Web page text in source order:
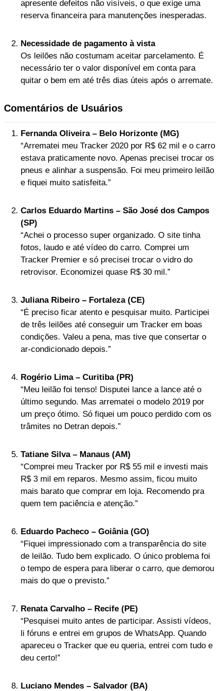
apresente defeitos não visíveis, o que exige uma
reserva financeira para manutenções inesperadas.
Necessidade de pagamento à vista
Os leilões não costumam aceitar parcelamento. É
necessário ter o valor disponível em conta para
quitar o bem em até três dias úteis após o arremate.
Comentários de Usuários
Fernanda Oliveira – Belo Horizonte (MG)
“Arrematei meu Tracker 2020 por R$ 62 mil e o carro
estava praticamente novo. Apenas precisei trocar os
pneus e alinhar a suspensão. Foi meu primeiro leilão
e fiquei muito satisfeita.”
Carlos Eduardo Martins – São José dos Campos
(SP)
“Achei o processo super organizado. O site tinha
fotos, laudo e até vídeo do carro. Comprei um
Tracker Premier e só precisei trocar o vidro do
retrovisor. Economizei quase R$ 30 mil.”
Juliana Ribeiro – Fortaleza (CE)
“É preciso ficar atento e pesquisar muito. Participei
de três leilões até conseguir um Tracker em boas
condições. Valeu a pena, mas tive que consertar o
ar-condicionado depois.”
Rogério Lima – Curitiba (PR)
“Meu leilão foi tenso! Disputei lance a lance até o
último segundo. Mas arrematei o modelo 2019 por
um preço ótimo. Só fiquei um pouco perdido com os
trâmites no Detran depois.”
Tatiane Silva – Manaus (AM)
“Comprei meu Tracker por R$ 55 mil e investi mais
R$ 3 mil em reparos. Mesmo assim, ficou muito
mais barato que comprar em loja. Recomendo pra
quem tem paciência e atenção.”
Eduardo Pacheco – Goiânia (GO)
“Fiquei impressionado com a transparência do site
de leilão. Tudo bem explicado. O único problema foi
o tempo de espera para liberar o carro, que demorou
mais do que o previsto.”
Renata Carvalho – Recife (PE)
“Pesquisei muito antes de participar. Assisti vídeos,
li fóruns e entrei em grupos de WhatsApp. Quando
apareceu o Tracker que eu queria, entrei com tudo e
deu certo!”
Luciano Mendes – Salvador (BA)